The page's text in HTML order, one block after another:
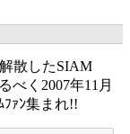
散したSIAM
べく2007年11月
ｧﾝ集まれ!!